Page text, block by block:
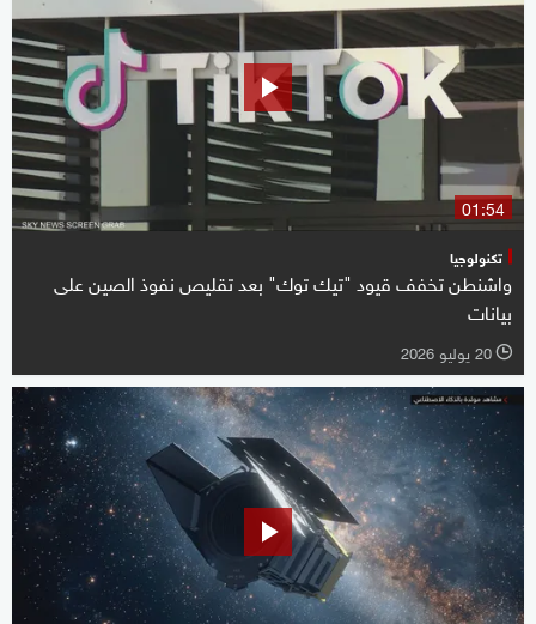
01:54
تكنولوجيا
واشنطن تخفف قيود "تيك توك" بعد تقليص نفوذ الصين على
بيانات
l 20 يوليو 2026